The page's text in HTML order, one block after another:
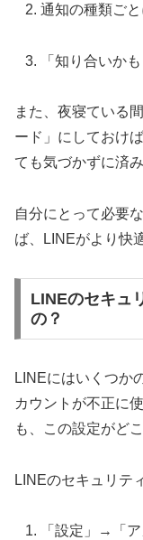
通知の種類ご
「知り合いか
また、夜寝ている
ード」にしておけ
ても気づかずに済み
自分にとって必要
ば、LINEがより快
LINEのセキュ
の？
LINEにはいくつか
カウントが不正に
も、この設定がど
LINEのセキュリテ
「設定」→「